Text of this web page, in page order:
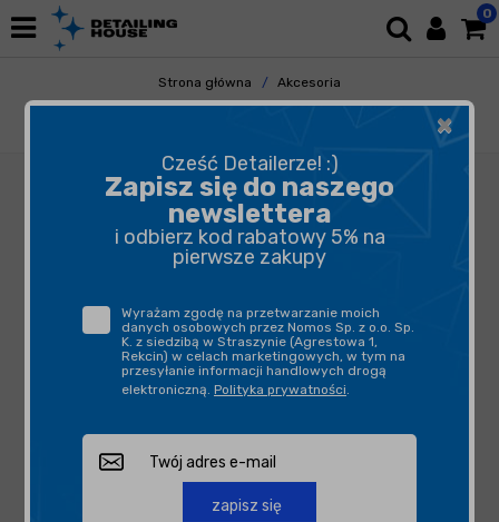
0
Strona główna
Akcesoria
Pozostałe Akcesoria
Gadżety
×
Cześć Detailerze! :)
Zapisz się do naszego
newslettera
i odbierz kod rabatowy 5% na
pierwsze zakupy
Wyrażam zgodę na przetwarzanie moich
danych osobowych przez Nomos Sp. z o.o. Sp.
K. z siedzibą w Straszynie (Agrestowa 1,
Rekcin) w celach marketingowych, w tym na
przesyłanie informacji handlowych drogą
elektroniczną. Polityka prywatności.
zapisz się